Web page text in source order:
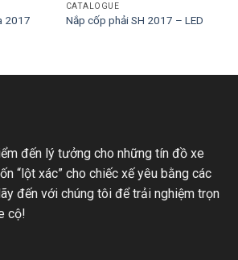
2017
CATALOGUE
Nắp cốp phải SH 2017 – LED
đến lý tưởng cho những tín đồ xe
“lột xác” cho chiếc xế yêu bằng các
đến với chúng tôi để trải nghiệm trọn
cộ!